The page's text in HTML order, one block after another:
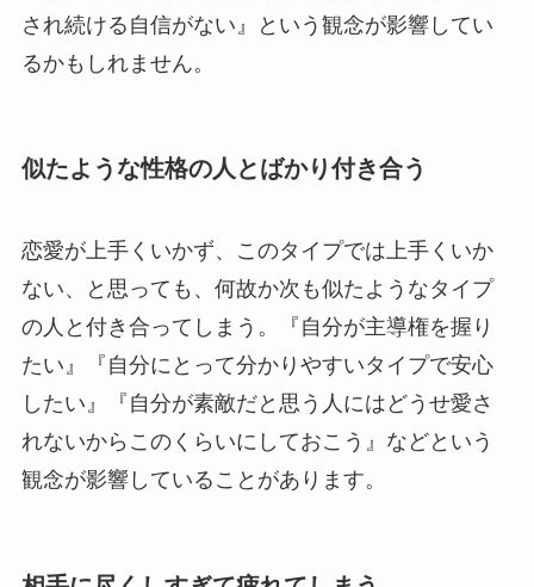
され続ける自信がない』という観念が影響してい
るかもしれません。
似たような性格の人とばかり付き合う
恋愛が上手くいかず、このタイプでは上手くいか
ない、と思っても、何故か次も似たようなタイプ
の人と付き合ってしまう。『自分が主導権を握り
たい』『自分にとって分かりやすいタイプで安心
したい』『自分が素敵だと思う人にはどうせ愛さ
れないからこのくらいにしておこう』などという
観念が影響していることがあります。